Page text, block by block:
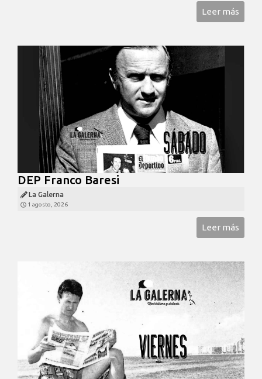
Leer más
DEP Franco Baresi
La Galerna
1 agosto, 2026
Leer más